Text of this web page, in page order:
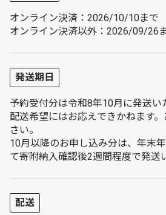
オンライン決済：2026/10/10まで
オンライン決済以外：2026/09/26
発送期日
予約受付分は令和8年10月に発送い
配送希望にはお応えできかねます
さい。
10月以降のお申し込み分は、年末
て寄附納入確認後2週間程度で発送
配送